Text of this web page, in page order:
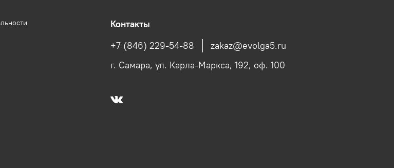
Контакты
+7 (846) 229-54-88
zakaz@evolga5.ru
г. Самара, ул. Карла-Маркса, 192, оф. 100